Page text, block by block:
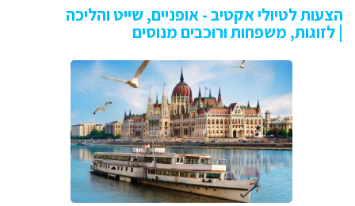
הצעות לטיולי אקטיב - אופניים, שייט והליכה
| לזוגות, משפחות ורוכבים מנוסים